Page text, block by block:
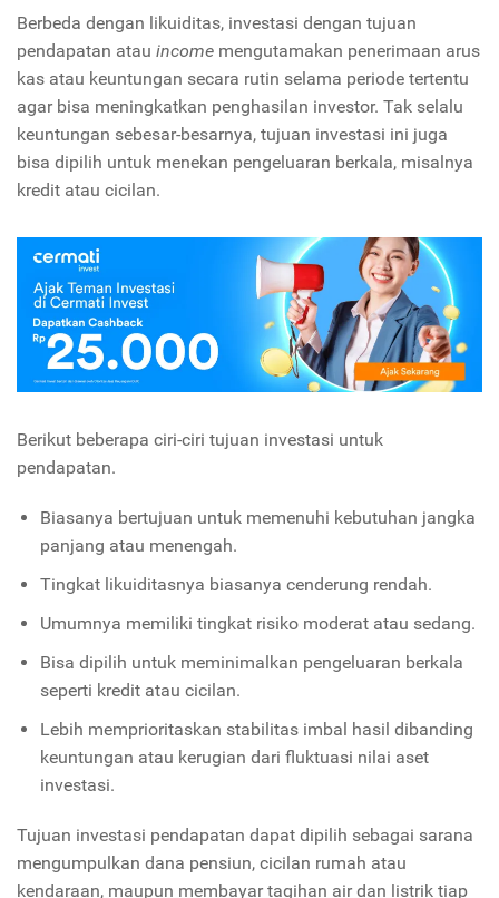
Berbeda dengan likuiditas, investasi dengan tujuan
pendapatan atau income mengutamakan penerimaan arus
kas atau keuntungan secara rutin selama periode tertentu
agar bisa meningkatkan penghasilan investor. Tak selalu
keuntungan sebesar-besarnya, tujuan investasi ini juga
bisa dipilih untuk menekan pengeluaran berkala, misalnya
kredit atau cicilan.
Berikut beberapa ciri-ciri tujuan investasi untuk
pendapatan.
Biasanya bertujuan untuk memenuhi kebutuhan jangka
panjang atau menengah.
Tingkat likuiditasnya biasanya cenderung rendah.
Umumnya memiliki tingkat risiko moderat atau sedang.
Bisa dipilih untuk meminimalkan pengeluaran berkala
seperti kredit atau cicilan.
Lebih memprioritaskan stabilitas imbal hasil dibanding
keuntungan atau kerugian dari fluktuasi nilai aset
investasi.
Tujuan investasi pendapatan dapat dipilih sebagai sarana
mengumpulkan dana pensiun, cicilan rumah atau
kendaraan, maupun membayar tagihan air dan listrik tiap